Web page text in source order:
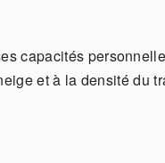
capacités
et à la densité du